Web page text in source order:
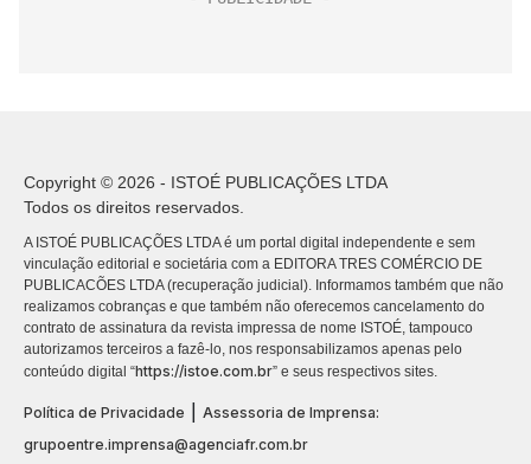
Copyright © 2026 - ISTOÉ PUBLICAÇÕES LTDA
Todos os direitos reservados.
A ISTOÉ PUBLICAÇÕES LTDA é um portal digital independente e sem
vinculação editorial e societária com a EDITORA TRES COMÉRCIO DE
PUBLICACÕES LTDA (recuperação judicial). Informamos também que não
realizamos cobranças e que também não oferecemos cancelamento do
contrato de assinatura da revista impressa de nome ISTOÉ, tampouco
autorizamos terceiros a fazê-lo, nos responsabilizamos apenas pelo
conteúdo digital “https://istoe.com.br” e seus respectivos sites.
Política de Privacidade
Assessoria de Imprensa:
grupoentre.imprensa@agenciafr.com.br